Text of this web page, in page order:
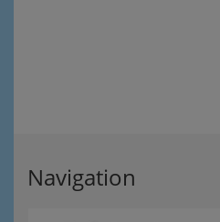
Navigation